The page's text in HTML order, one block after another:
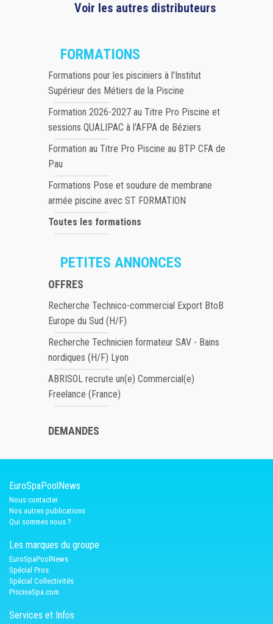
Voir les autres distributeurs
FORMATIONS
Formations pour les pisciniers à l'Institut
Supérieur des Métiers de la Piscine
Formation 2026-2027 au Titre Pro Piscine et
sessions QUALIPAC à l'AFPA de Béziers
Formation au Titre Pro Piscine au BTP CFA de
Pau
Formations Pose et soudure de membrane
armée piscine avec ST FORMATION
Toutes les formations
PETITES ANNONCES
OFFRES
Recherche Technico-commercial Export BtoB
Europe du Sud (H/F)
Recherche Technicien formateur SAV - Bains
nordiques (H/F) Lyon
ABRISOL recrute un(e) Commercial(e)
Freelance (France)
DEMANDES
EuroSpaPoolNews
Nous contacter
Nos autres publications
Qui sommes nous ?
Les marques du groupe
EuroSpaPoolNews
Spécial Pros
Spécial Collectivités
PiscineSpa.com
Services et Infos